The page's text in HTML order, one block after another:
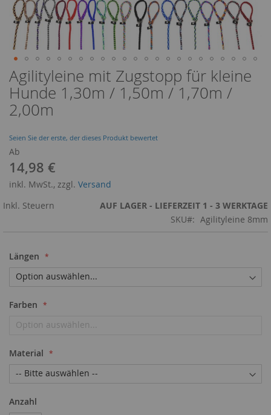
Agilityleine mit Zugstopp für kleine
Hunde 1,30m / 1,50m / 1,70m /
2,00m
Seien Sie der erste, der dieses Produkt bewertet
Ab
14,98 €
inkl. MwSt., zzgl. Versand
AUF LAGER - LIEFERZEIT 1 - 3 WERKTAGE
SKU
Agilityleine 8mm
Inkl. Steuern
Längen
Farben
Material
Anzahl
Zum
Anfang
der
Bildergalerie
springen